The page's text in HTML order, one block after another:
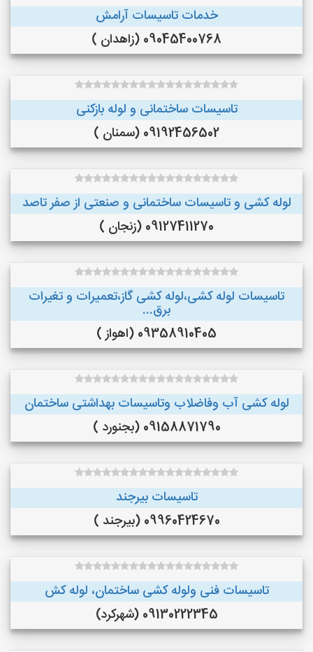
خدمات تاسیسات آرامش
09045400768 (زاهدان )
تاسیسات ساختمانی و لوله بازکنی
09192456502 (سمنان )
لوله کشی و تاسیسات ساختمانی و صنعتی از صفر تاصد
09127411270 (زنجان )
تاسیسات لوله کشی،لوله کشی گاز،تعمیرات و تغیرات
برق...
09358910405 (اهواز )
لوله کشی آب وفاضلاب وتاسیسات بهداشتی ساختمان
09158871790 (بجنورد )
تاسیسات بیرجند
09960424670 (بیرجند )
تاسیسات فنی ولوله کشی ساختمان، لوله کش
09130222345 (شهرکرد)